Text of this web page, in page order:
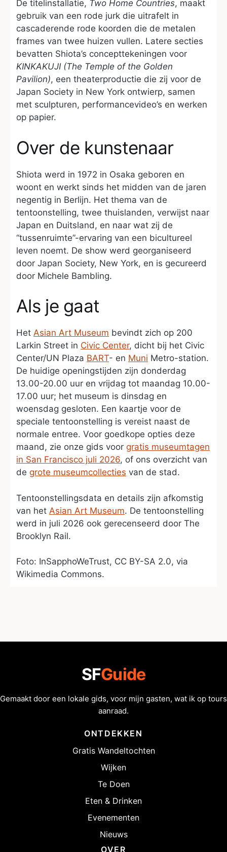
De titelinstallatie, Two Home Countries, maakt
gebruik van een rode jurk die uitrafelt in
cascaderende rode koorden die de metalen
frames van twee huizen vullen. Latere secties
bevatten Shiota’s concepttekeningen voor
KINKAKUJI (The Temple of the Golden
Pavilion), een theaterproductie die zij voor de
Japan Society in New York ontwierp, samen
met sculpturen, performancevideo’s en werken
op papier.
Over de kunstenaar
Shiota werd in 1972 in Osaka geboren en
woont en werkt sinds het midden van de jaren
negentig in Berlijn. Het thema van de
tentoonstelling, twee thuislanden, verwijst naar
Japan en Duitsland, en naar wat zij de
“tussenruimte”-ervaring van een bicultureel
leven noemt. De show werd georganiseerd
door Japan Society, New York, en is gecureerd
door Michele Bambling.
Als je gaat
Het Asian Art Museum bevindt zich op 200
Larkin Street in Civic Center, dicht bij het Civic
Center/UN Plaza BART- en Muni Metro-station.
De huidige openingstijden zijn donderdag
13.00-20.00 uur en vrijdag tot maandag 10.00-
17.00 uur; het museum is dinsdag en
woensdag gesloten. Een kaartje voor de
speciale tentoonstelling is vereist naast de
normale entree. Voor goedkope opties deze
maand, zie onze gids voor gratis museumtagen
in San Francisco juli 2026, of ons overzicht van
de grote museumcollecties van de stad.
Tentoonstellingsdata en details zijn afkomstig
van het Asian Art Museum. De tentoonstelling
werd in juli 2026 ook gerecenseerd door The
Brooklyn Rail.
Foto: InSapphoWeTrust, CC BY-SA 2.0, via
Wikimedia Commons.
SFGuide
Gemaakt door een lokale gids, voor mijn gasten, wat ik op tours
aanraad.
ONTDEKKEN
Gratis Wandeltochten
Wijken
Te Doen
Eten & Drinken
Evenementen
Nieuws
OVER